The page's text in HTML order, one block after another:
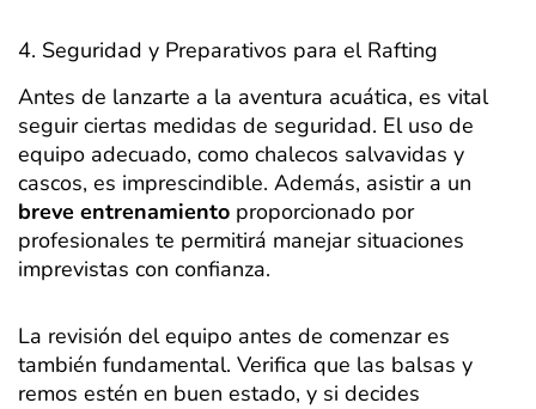
4. Seguridad y Preparativos para el Rafting
Antes de lanzarte a la aventura acuática, es vital
seguir ciertas medidas de seguridad. El uso de
equipo adecuado, como chalecos salvavidas y
cascos, es imprescindible. Además, asistir a un
breve entrenamiento proporcionado por
profesionales te permitirá manejar situaciones
imprevistas con confianza.
La revisión del equipo antes de comenzar es
también fundamental. Verifica que las balsas y
remos estén en buen estado, y si decides